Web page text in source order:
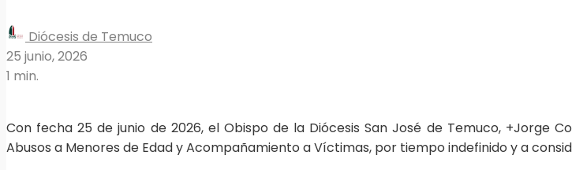
Diócesis de Temuco
25 junio, 2026
1 min.
Con fecha 25 de junio de 2026, el Obispo de la Diócesis San José de Temuco, +Jorge
Abusos a Menores de Edad y Acompañamiento a Víctimas, por tiempo indefinido y a